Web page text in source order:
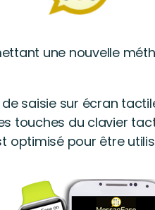
une nouvelle
saisie sur écran
du clavier
optimisé pour être